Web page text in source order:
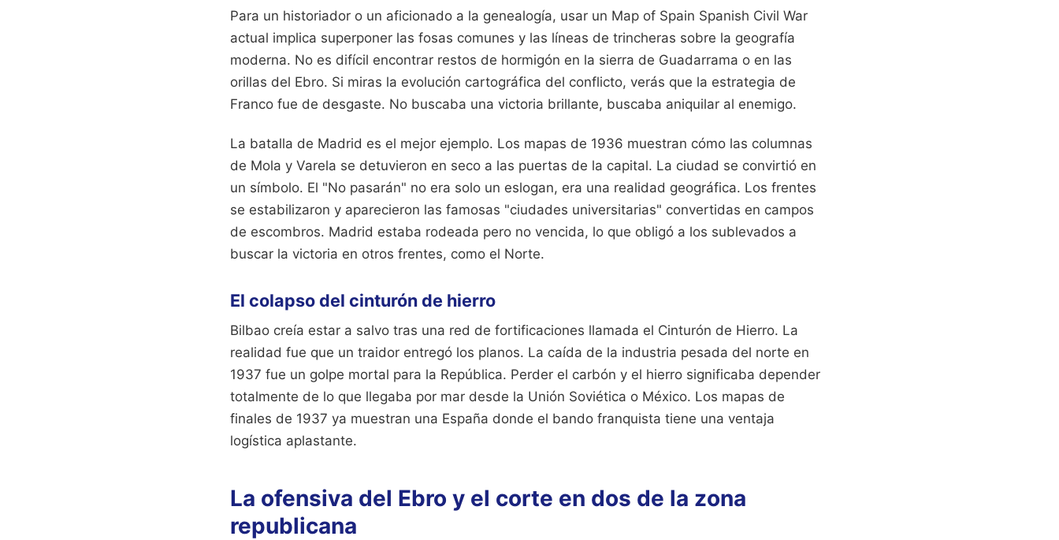
Para un historiador o un aficionado a la genealogía, usar un Map of Spain Spanish Civil War
actual implica superponer las fosas comunes y las líneas de trincheras sobre la geografía
moderna. No es difícil encontrar restos de hormigón en la sierra de Guadarrama o en las
orillas del Ebro. Si miras la evolución cartográfica del conflicto, verás que la estrategia de
Franco fue de desgaste. No buscaba una victoria brillante, buscaba aniquilar al enemigo.
La batalla de Madrid es el mejor ejemplo. Los mapas de 1936 muestran cómo las columnas
de Mola y Varela se detuvieron en seco a las puertas de la capital. La ciudad se convirtió en
un símbolo. El "No pasarán" no era solo un eslogan, era una realidad geográfica. Los frentes
se estabilizaron y aparecieron las famosas "ciudades universitarias" convertidas en campos
de escombros. Madrid estaba rodeada pero no vencida, lo que obligó a los sublevados a
buscar la victoria en otros frentes, como el Norte.
El colapso del cinturón de hierro
Bilbao creía estar a salvo tras una red de fortificaciones llamada el Cinturón de Hierro. La
realidad fue que un traidor entregó los planos. La caída de la industria pesada del norte en
1937 fue un golpe mortal para la República. Perder el carbón y el hierro significaba depender
totalmente de lo que llegaba por mar desde la Unión Soviética o México. Los mapas de
finales de 1937 ya muestran una España donde el bando franquista tiene una ventaja
logística aplastante.
La ofensiva del Ebro y el corte en dos de la zona
republicana